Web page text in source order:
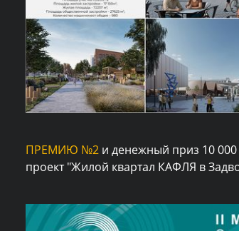
ПРЕМИЮ №2 и денежный приз 10
проект "Жилой квартал КАФЛЯ в